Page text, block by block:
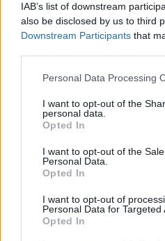
IAB’s list of downstream
also be disclosed by us to third
Downstream Participants that
Personal Data Processing
I want to opt-out of the
personal data.
Opted In
I want to opt-out of the
Personal Data.
Opted In
I want to opt-out of
Personal Data for Targeted
Opted In
ΣΥΜΒΑΤΙΚΕΣ ΠΗΓΕΣ
Gastrade προς ΔΕΣΦΑ: